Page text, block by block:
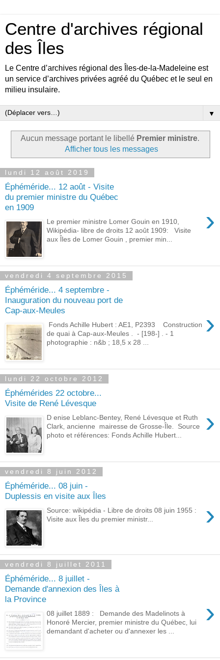
Centre d'archives régional
des Îles
Le Centre d’archives régional des Îles-de-la-Madeleine est
un service d’archives privées agréé du Québec et le seul en
milieu insulaire.
▼
Aucun message portant le libellé Premier ministre.
Afficher tous les messages
lundi 12 août 2019
Éphéméride... 12 août - Visite
du premier ministre du Québec
en 1909
›
Le premier ministre Lomer Gouin en 1910,
Wikipédia- libre de droits 12 août 1909: Visite
aux Îles de Lomer Gouin , premier min...
vendredi 4 septembre 2015
Éphéméride... 4 septembre -
Inauguration du nouveau port de
Cap-aux-Meules
›
Fonds Achille Hubert : AE1, P2393 Construction
de quai à Cap-aux-Meules . - [198-] . - 1
photographie : n&b ; 18,5 x 28 ...
lundi 22 octobre 2012
Éphémérides 22 octobre...
Visite de René Lévesque
›
D enise Leblanc-Bentey, René Lévesque et Ruth
Clark, ancienne mairesse de Grosse-Île. Source
photo et références: Fonds Achille Hubert...
vendredi 8 juin 2012
Éphéméride... 08 juin -
Duplessis en visite aux Îles
›
Source: wikipédia - Libre de droits 08 juin 1955 :
Visite aux Îles du premier ministr...
vendredi 8 juillet 2011
Éphéméride... 8 juillet -
Demande d'annexion des Îles à
la Province
›
08 juillet 1889 : Demande des Madelinots à
Honoré Mercier, premier ministre du Québec, lui
demandant d'acheter ou d'annexer les ...